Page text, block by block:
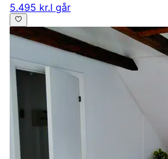
5.495 kr.I går